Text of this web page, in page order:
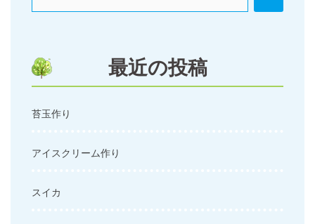
ン
最近の投稿
苔玉作り
アイスクリーム作り
スイカ